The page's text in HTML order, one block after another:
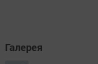
Галерея